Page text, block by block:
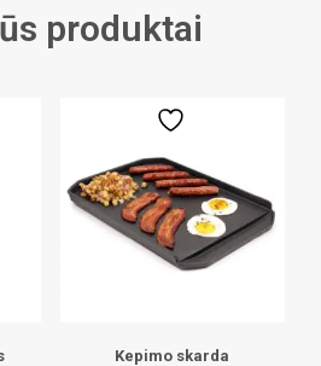
produktai
Kepimo skarda